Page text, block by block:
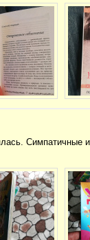
Симпатичные